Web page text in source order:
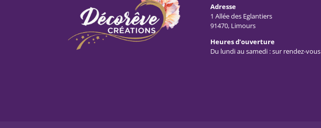
Adresse
1 Allée des Eglantiers
91470, Limours
Heures d’ouverture
Du lundi au samedi : sur rendez-vous